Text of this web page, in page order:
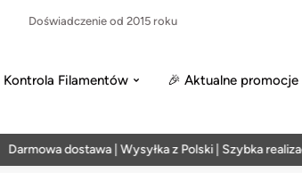
Doświadczenie od 2015 roku
Kontrola Filamentów 🎉 Aktualne promocje
dostawa | Wysyłka z Polski | Szybka realizacja w